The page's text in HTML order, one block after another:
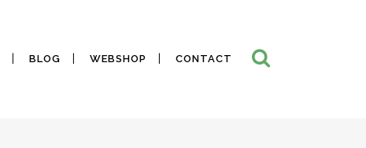
BLOG WEBSHOP CONTACT